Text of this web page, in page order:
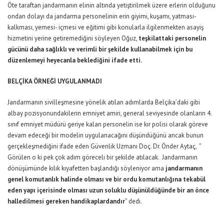
Öte taraftan jandarmanın elinin altında yetiştirilmek üzere erlerin olduğunu
ondan dolayı da jandarma personelinin erin giyimi, kuşamı, yatması-
kalkması, yemesi- içmesi ve eğitimi gibi konularla ilgilenmekten asayiş
hizmetini yerine getiremediğini söyleyen Oğuz, teşkilattaki personelin
gücünü daha sağlıklı ve verimli bir şekilde kullanabilmek için bu
düzenlemeyi heyecanla beklediğini ifade etti.
BELÇİKA ÖRNEĞİ UYGULANMADI
Jandarmanın sivilleşmesine yönelik atılan adımlarda Belçika’daki gibi
albay pozisyonundakilerin emniyet amiri, general seviyesinde olanların 4.
sınıf emniyet müdürü geriye kalan personelin ise kır polisi olarak göreve
devam edeceği bir modelin uygulanacağını düşündüğünü ancak bunun
gerçekleşmediğini ifade eden Güvenlik Uzmanı Doç. Dr. Önder Aytaç, ”
Görülen o ki pek çok adım göreceli bir şekilde atılacak. Jandarmanın
dönüşümünde kılık kıyafetten başlandığı söyleniyor ama jandarmanın
genel komutanlık halinde olması ve bir ordu komutanlığına tekabül
eden yapı içerisinde olması uzun soluklu düşünüldüğünde bir an önce
halledilmesi gereken handikaplardandır” dedi.